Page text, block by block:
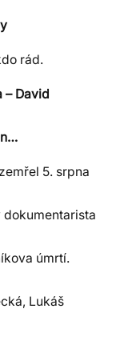
rád.
– David
5. srpna
úmrtí.
Lukáš